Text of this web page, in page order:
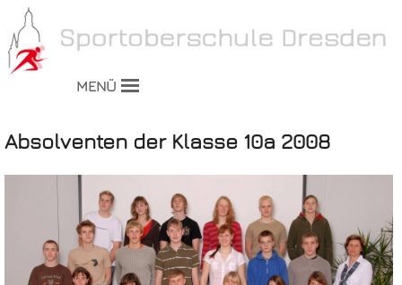
MENÜ
Absolventen der Klasse 10a 2008